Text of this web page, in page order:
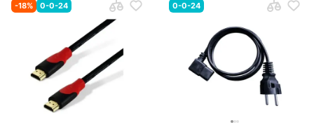
-18% 0-0-24 0-0-24